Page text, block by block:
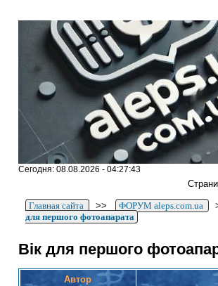
Сегодня: 08.08.2026 - 04:27:43
Главная сайта >> ФОРУМ aleps.com.ua
для першого фотоапарата
Вік для першого
Автор